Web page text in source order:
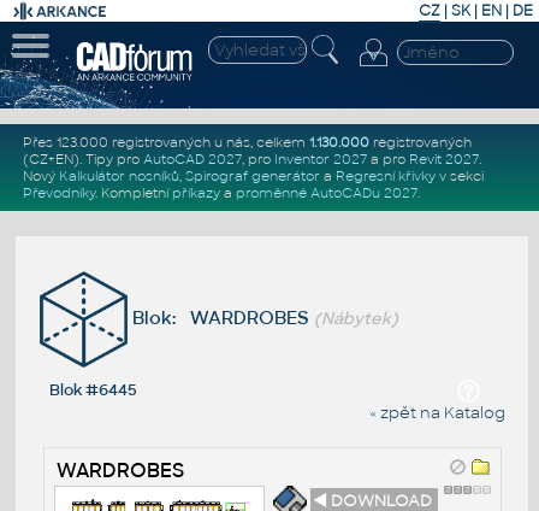
CZ | SK| EN | DE
Přes 123.000 registrovaných u nás, celkem 1.130.000registrovaných
(CZ+EN). Tipy pro AutoCAD 2027, pro Inventor 2027a pro Revit 2027.
Nový Kalkulátor nosníků, Spirograf generátor a Regresní křivkyv sekci
Převodníky. Kompletní příkazya proměnné AutoCADu 2027.
Blok: WARDROBES (Nábytek)
Blok #6445
« zpět na Katalog
WARDROBES
◄ DOWNLOAD